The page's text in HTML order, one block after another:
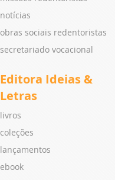
notícias
obras sociais redentoristas
secretariado vocacional
Editora Ideias &
Letras
livros
coleções
lançamentos
ebook